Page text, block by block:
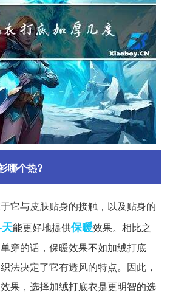
哪个热?
它与皮肤贴身的接触，以及贴身的
能更好地提供保暖效果。相比之
穿的话，保暖效果不如加绒打底
法决定了它有透风的特点。因此，
果，选择加绒打底衣是更明智的选